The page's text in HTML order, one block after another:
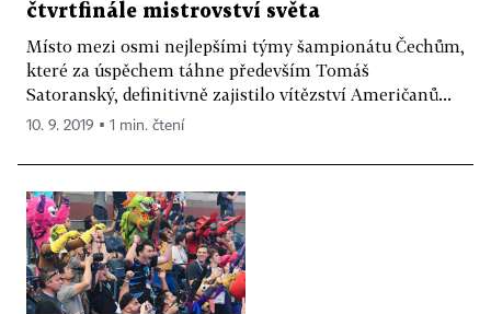
čtvrtfinále mistrovství světa
Místo mezi osmi nejlepšími týmy šampionátu Čechům,
které za úspěchem táhne především Tomáš
Satoranský, definitivně zajistilo vítězství Američanů...
10. 9. 2019 ▪ 1 min. čtení